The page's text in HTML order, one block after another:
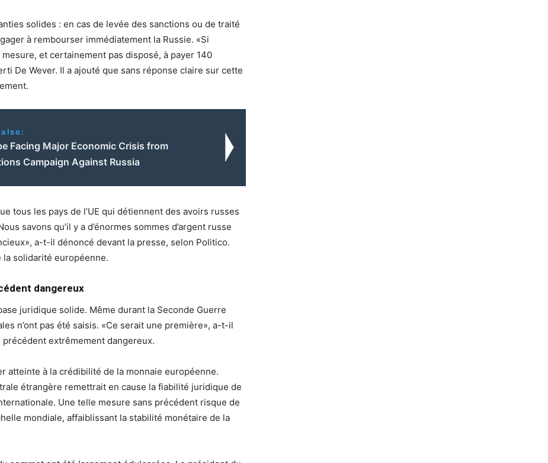
solides : en cas de levée des sanctions ou de traité
à rembourser immédiatement la Russie. «Si
et certainement pas disposé, à payer 140
De Wever. Il a ajouté que sans réponse claire sur cette
also:
Facing Major Economic Crisis from
Campaign Against Russia
tous les pays de l’UE qui détiennent des avoirs russes
savons qu’il y a d’énormes sommes d’argent russe
a-t-il dénoncé devant la presse, selon Politico.
solidarité européenne.
dangereux
juridique solide. Même durant la Seconde Guerre
n’ont pas été saisis. «Ce serait une première», a-t-il
extrêmement dangereux.
atteinte à la crédibilité de la monnaie européenne.
étrangère remettrait en cause la fiabilité juridique de
Une telle mesure sans précédent risque de
mondiale, affaiblissant la stabilité monétaire de la